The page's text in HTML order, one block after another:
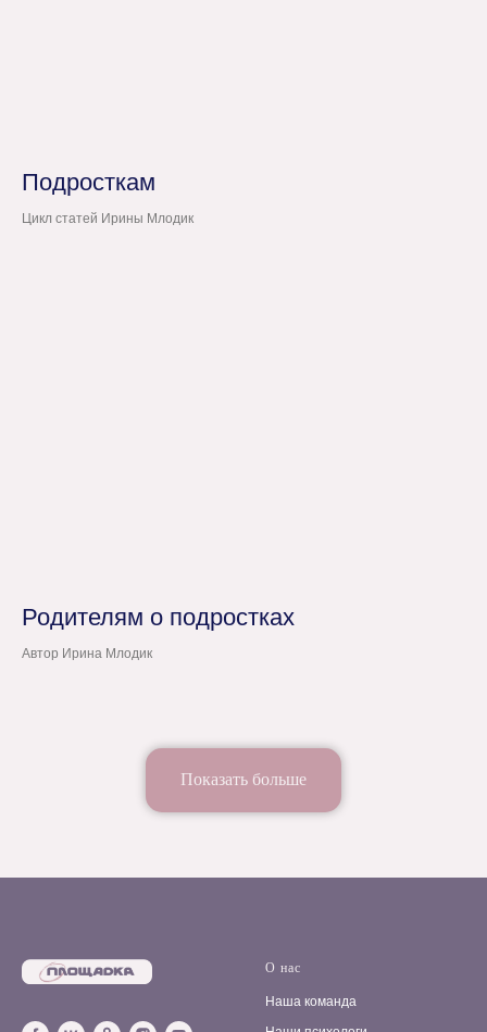
Подросткам
Цикл статей Ирины Млодик
Родителям о подростках
Автор Ирина Млодик
Показать больше
О нас
Наша команда